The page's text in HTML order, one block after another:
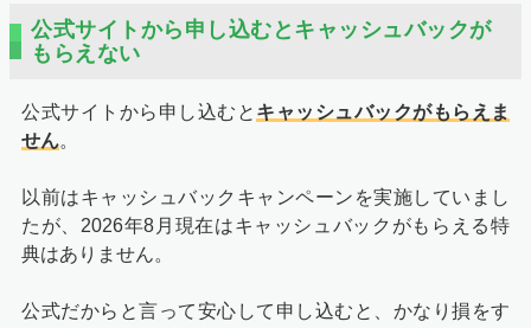
公式サイトから申し込むとキャッシュバックが
もらえない
公式サイトから申し込むと キャッシュバックがもらえま
せん。
以前はキャッシュバックキャンペーンを実施していまし
たが、2026年8月現在はキャッシュバックがもらえる特
典はありません。
公式だからと言って安心して申し込むと、かなり損をす